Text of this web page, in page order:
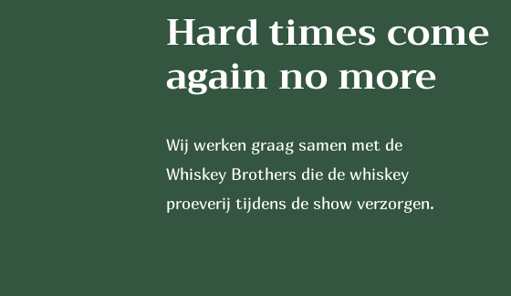
Hard times come
again no more
Wij werken graag samen met de
Whiskey Brothers die de whiskey
proeverij tijdens de show verzorgen.